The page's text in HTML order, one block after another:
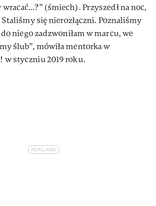
(śmiech). Przyszedł na noc,
Staliśmy się nierozłączni. Poznaliśmy
niego zadzwoniłam w marcu, we
ślub”, mówiła mentorka w
styczniu 2019 roku.